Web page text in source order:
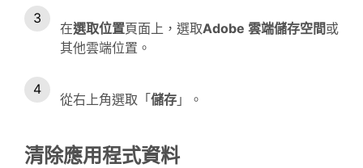
在選取位置頁面上，選取Adobe 雲端儲存空間或
其他雲端位置。
從右上角選取「儲存 」。
清除應用程式資料